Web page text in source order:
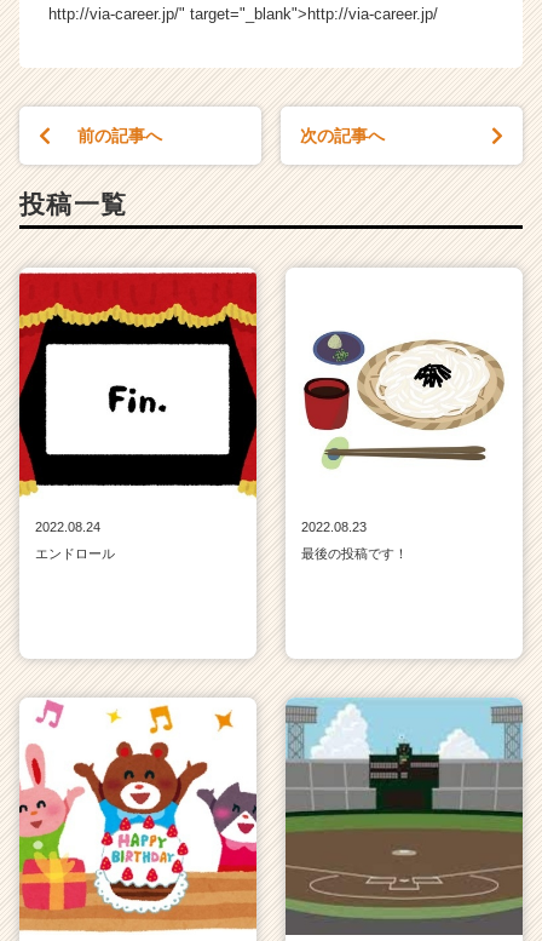
e
r）
http://via-career.jp/" target="_blank">http://via-career.jp/
前の記事へ 次の記事へ
投稿一覧
2022.08.24
エンドロール
2022.08.23
最後の投稿です！